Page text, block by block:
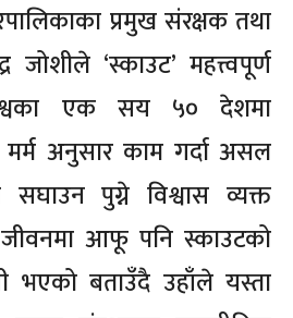
प्रमुख संरक्षक तथा
जोशीले ‘स्काउट’ महत्त्वपूर्ण
एक सय ५० देशमा
अनुसार काम गर्दा असल
सघाउन पुग्ने विश्वास व्यक्त
जीवनमा आफू पनि स्काउटको
भएको बताउँदै उहाँले यस्ता